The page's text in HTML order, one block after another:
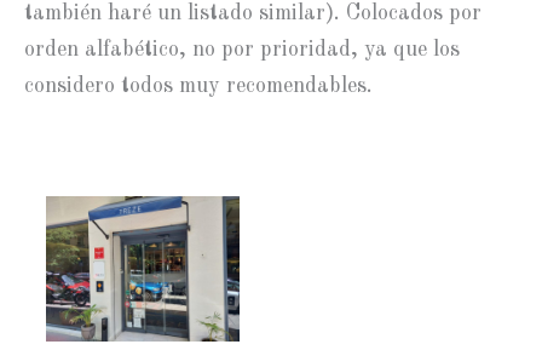
también haré un listado similar). Colocados por
orden alfabético, no por prioridad, ya que los
considero todos muy recomendables.